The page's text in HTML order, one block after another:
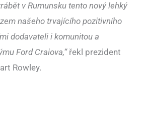
v Rumunsku tento nový lehký
našeho trvajícího pozitivního
dodavateli i komunitou a
Ford Craiova,“řekl prezident
Rowley.